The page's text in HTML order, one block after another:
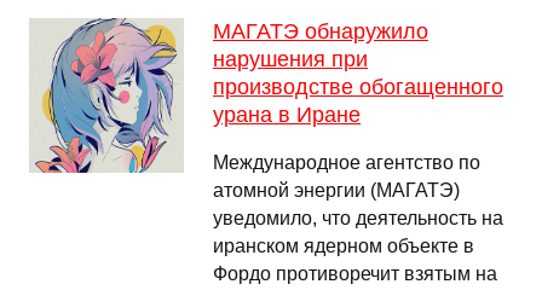
МАГАТЭ обнаружило
нарушения при
производстве обогащенного
урана в Иране
Международное агентство по
атомной энергии (МАГАТЭ)
уведомило, что деятельность на
иранском ядерном объекте в
Фордо противоречит взятым на